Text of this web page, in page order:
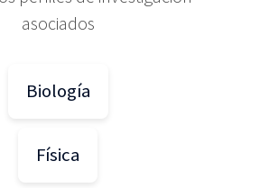
asociados
Biología
Física